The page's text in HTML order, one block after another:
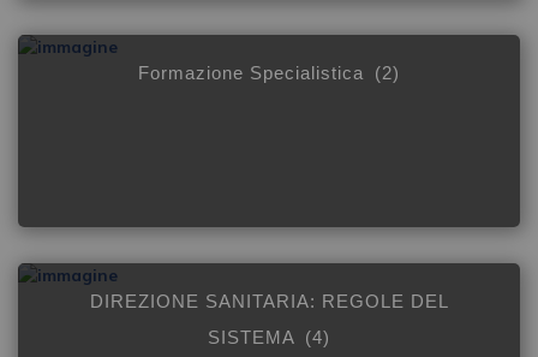
Formazione Specialistica (2)
DIREZIONE SANITARIA: REGOLE DEL
SISTEMA (4)